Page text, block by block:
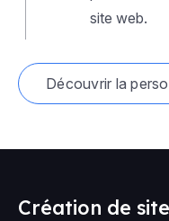
site web.
Découvrir la
Création de